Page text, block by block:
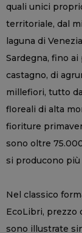
quali unici
territoriale, dal
laguna di
Sardegna, fino
castagno, di
millefiori, tutto
floreali di alta
fioriture
sono oltre
si producono più
Nel classico
EcoLibri, prezzo
sono illustrate